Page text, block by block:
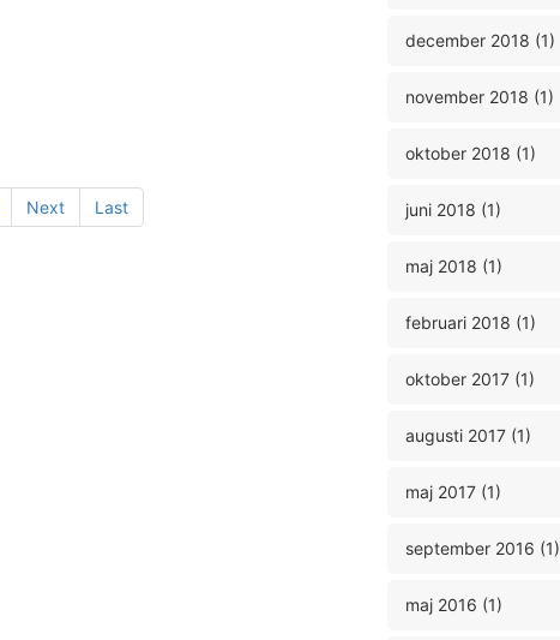
Next Last
december 2018 (1)
november 2018 (1)
oktober 2018 (1)
juni 2018 (1)
maj 2018 (1)
februari 2018 (1)
oktober 2017 (1)
augusti 2017 (1)
maj 2017 (1)
september 2016 (1)
maj 2016 (1)